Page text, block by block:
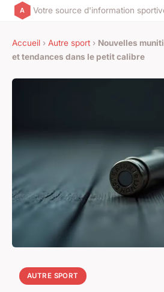
Votre source d'information
Accueil › Autre sport › Nouvelles
et tendances dans le petit calibre
AUTRE SPORT